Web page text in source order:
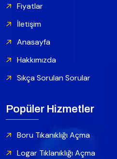
Fiyatlar
İletişim
Anasayfa
Hakkımızda
Sıkça Sorulan Sorular
Popüler Hizmetler
Boru Tıkanıklığı Açma
Logar Tıklanıklığı Açma